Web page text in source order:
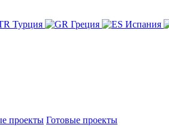
Турция Греция Испания
проекты Готовые проекты